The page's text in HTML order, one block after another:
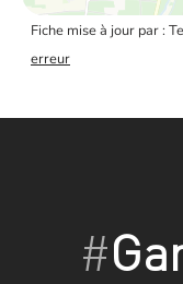
Fiche mise à jour par :
erreur
#